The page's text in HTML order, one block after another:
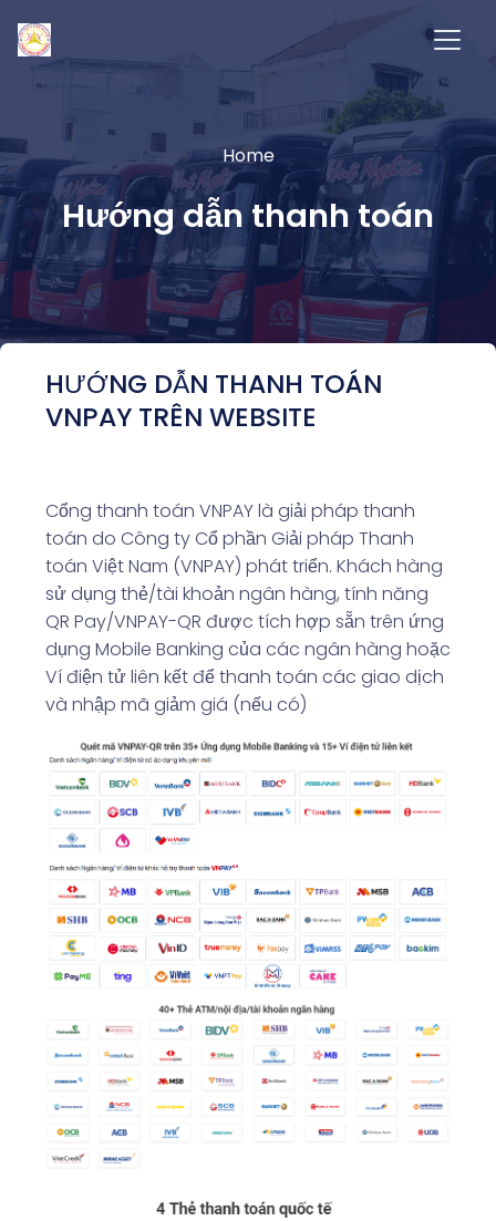
Home
Hướng dẫn thanh toán
HƯỚNG DẪN THANH TOÁN
VNPAY TRÊN WEBSITE
Cổng thanh toán VNPAY là giải pháp thanh
toán do Công ty Cổ phần Giải pháp Thanh
toán Việt Nam (VNPAY) phát triển. Khách hàng
sử dụng thẻ/tài khoản ngân hàng, tính năng
QR Pay/VNPAY-QR được tích hợp sẵn trên ứng
dụng Mobile Banking của các ngân hàng hoặc
Ví điện tử liên kết để thanh toán các giao dịch
và nhập mã giảm giá (nếu có)